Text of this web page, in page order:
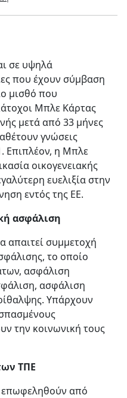
σε υψηλά
που έχουν σύμβαση
μισθό που
Μπλε Κάρτας
μετά από 33 μήνες
γνώσεις
Επιπλέον, η Μπλε
οικογενειακής
ευελιξία στην
εντός της ΕΕ.
ασφάλιση
απαιτεί συμμετοχή
το οποίο
ασφάλιση
ασφάλιση
Υπάρχουν
την κοινωνική τους
ΤΠΕ
επωφεληθούν από